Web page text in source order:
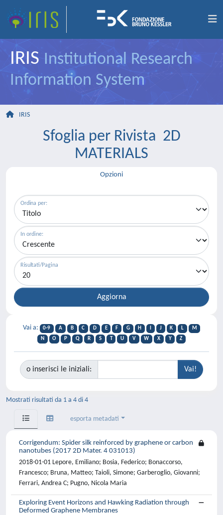
IRIS Institutional Research
Information System
IRIS
Sfoglia per Rivista 2D
MATERIALS
Opzioni
Ordina per:
In ordine:
Risultati/Pagina
Vai a: 0-9 A B C D E F G H J K L
M
N
O P Q R S T U V W X Y Z
o inserisci le iniziali:
Mostrati risultati da 1 a 4 di 4
esporta metadati
Corrigendum: Spider silk reinforced by graphene or carbon
nanotubes (2017 2D Mater. 4 031013)
2018-01-01 Lepore, Emiliano; Bosia, Federico; Bonaccorso,
Francesco; Bruna, Matteo; Taioli, Simone; Garberoglio, Giovanni;
Ferrari, Andrea C; Pugno, Nicola Maria
Exploring Event Horizons and Hawking Radiation through
Deformed Graphene Membranes